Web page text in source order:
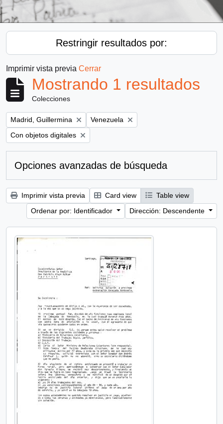
Restringir resultados por:
Imprimir vista previa Cerrar
Mostrando 1 resultados
Colecciones
Remove filter:
Madrid, Guillermina Remove filter:
Venezuela
Remove filter:
Con objetos digitales
Opciones avanzadas de búsqueda
Imprimir vista previa Card view
Table view
Ordenar por: Identificador
Dirección: Descendente